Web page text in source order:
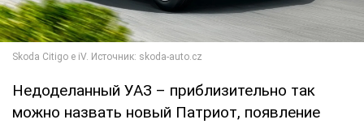
Недоделанный УАЗ – приблизительно так
можно назвать новый Патриот, появление